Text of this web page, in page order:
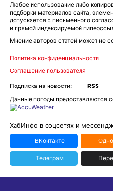
Любое использование либо
подборки материалов сайта,
допускается с письменного
и прямой индексируемой
Мнение авторов статей может не
Политика конфиденциальности
Соглашение пользователя
Подписка на новости:
RSS
Данные погоды предоставляются
ХабИнфо в соцсетях и
ВКонтакте
Телеграм